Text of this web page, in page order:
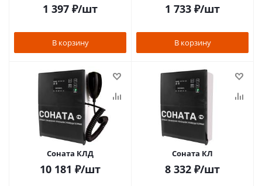
1 397 ₽/шт
В корзину
1 733 ₽/шт
В корзину
Соната КЛД
10 181 ₽/шт
Соната КЛ
8 332 ₽/шт